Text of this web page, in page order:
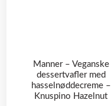
Manner – Veganske
dessertvafler med
hasselnøddecreme –
Knuspino Hazelnut